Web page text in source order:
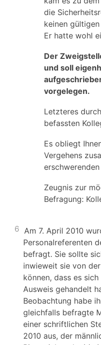
die
keinen
Er hatte wohl
Der
und soll
vorgelegen.
Letzteres
befassten
Es obliegt
Vergehens
Zeugnis zur
Befragung:
6 Am 7. April 2010
Personalreferenten
befragt. Sie sollte
inwieweit sie von
können, dass es sich
Ausweis gehandelt
Beobachtung habe
gleichfalls befragte
einer schriftlichen
2010 aus, der